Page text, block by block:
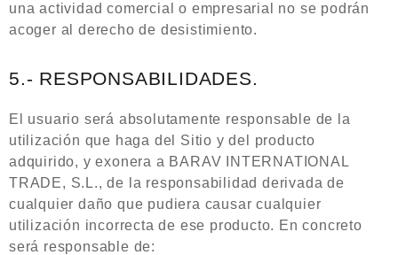
una actividad comercial o empresarial no se podrán
acoger al derecho de desistimiento.
5.- RESPONSABILIDADES.
El usuario será absolutamente responsable de la
utilización que haga del Sitio y del producto
adquirido, y exonera a BARAV INTERNATIONAL
TRADE, S.L., de la responsabilidad derivada de
cualquier daño que pudiera causar cualquier
utilización incorrecta de ese producto. En concreto
será responsable de: